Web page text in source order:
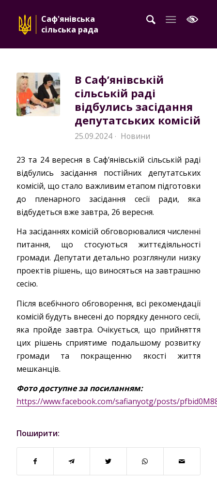
Саф'янівська
сільська рада
В Сафʼянівській
сільській раді
відбулись засідання
депутатських комісій
25.09.2024 · Новини
23 та 24 вересня в Саф’янівській сільській раді
відбулись засідання постійних депутатських
комісій, що стало важливим етапом підготовки
до пленарного засідання сесії ради, яка
відбудеться вже завтра, 26 вересня.
На засіданнях комісій обговорювалися численні
питання, що стосуються життєдіяльності
громади. Депутати детально розглянули низку
проектів рішень, що виносяться на завтрашню
сесію.
Після всебічного обговорення, всі рекомендації
комісій будуть внесені до порядку денного сесії,
яка пройде завтра. Очікується, що прийняття
цих рішень сприятиме подальшому розвитку
громади та покращенню якості життя
мешканців.
Фото доступне за посиланням:
https://www.facebook.com/safianyotg/posts/
Поширити: